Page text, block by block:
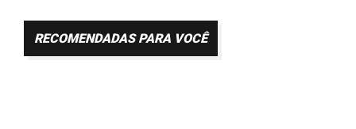
RECOMENDADAS PARA VOCÊ